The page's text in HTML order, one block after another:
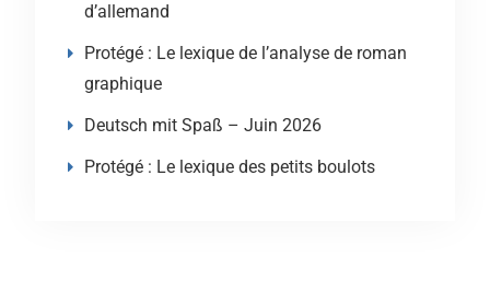
d’allemand
Protégé : Le lexique de l’analyse de roman
graphique
Deutsch mit Spaß – Juin 2026
Protégé : Le lexique des petits boulots